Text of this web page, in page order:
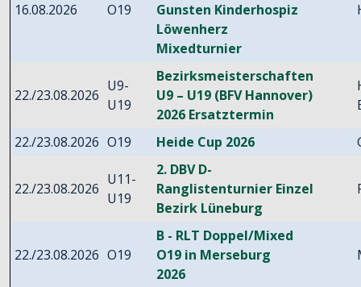
16.08.2026 O19
Gunsten Kinderhospiz
Löwenherz
Mixedturnier
22./23.08.2026
U9-
U19
Bezirksmeisterschaften
U9 – U19 (BFV Hannover)
2026 Ersatztermin
22./23.08.2026 O19 Heide Cup 2026
22./23.08.2026
U11-
U19
2. DBV D-
Ranglistenturnier Einzel
Bezirk Lüneburg
22./23.08.2026 O19
B - RLT Doppel/Mixed
O19 in Merseburg
2026